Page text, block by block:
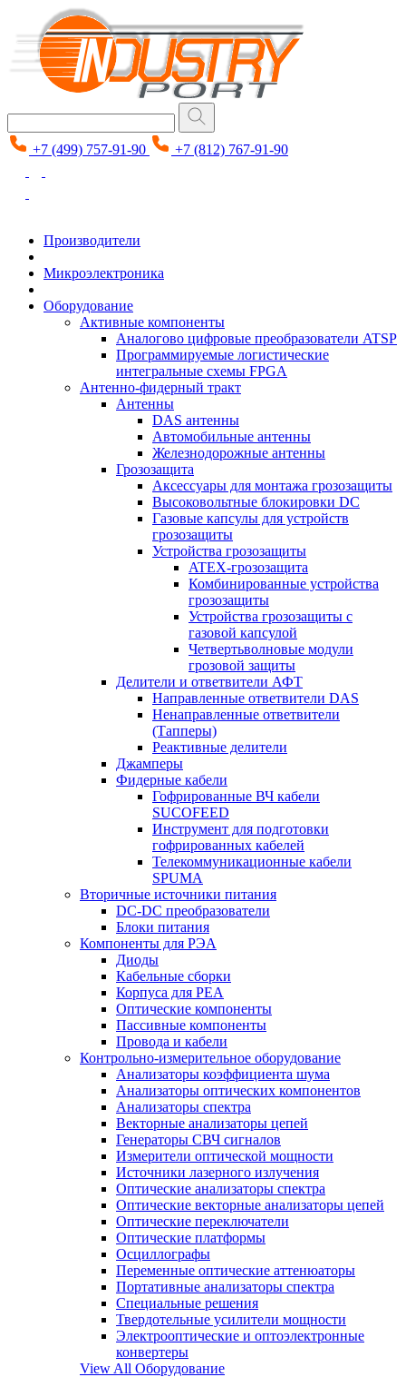
+7 (499) 757-91-90 +7 (812) 767-91-90
Производители
Микроэлектроника
Оборудование
Активные компоненты
Аналогово цифровые преобразователи ATSP
Программируемые логистические
интегральные схемы FPGA
Антенно-фидерный тракт
Антенны
DAS антенны
Автомобильные антенны
Железнодорожные антенны
Грозозащита
Аксессуары для монтажа грозозащиты
Высоковольтные блокировки DC
Газовые капсулы для устройств
грозозащиты
Устройства грозозащиты
ATEX-грозозащита
Комбинированные устройства
грозозащиты
Устройства грозозащиты с
газовой капсулой
Четвертьволновые модули
грозовой защиты
Делители и ответвители АФТ
Направленные ответвители DAS
Ненаправленные ответвители
(Тапперы)
Реактивные делители
Джамперы
Фидерные кабели
Гофрированные ВЧ кабели
SUCOFEED
Инструмент для подготовки
гофрированных кабелей
Телекоммуникационные кабели
SPUMA
Вторичные источники питания
DC-DC преобразователи
Блоки питания
Компоненты для РЭА
Диоды
Кабельные сборки
Корпуса для РЕА
Оптические компоненты
Пассивные компоненты
Провода и кабели
Контрольно-измерительное оборудование
Анализаторы коэффициента шума
Анализаторы оптических компонентов
Анализаторы спектра
Векторные анализаторы цепей
Генераторы СВЧ сигналов
Измерители оптической мощности
Источники лазерного излучения
Оптические анализаторы спектра
Оптические векторные анализаторы цепей
Оптические переключатели
Оптические платформы
Осциллографы
Переменные оптические аттенюаторы
Портативные анализаторы спектра
Специальные решения
Твердотельные усилители мощности
Электрооптические и оптоэлектронные
конвертеры
View All Оборудование